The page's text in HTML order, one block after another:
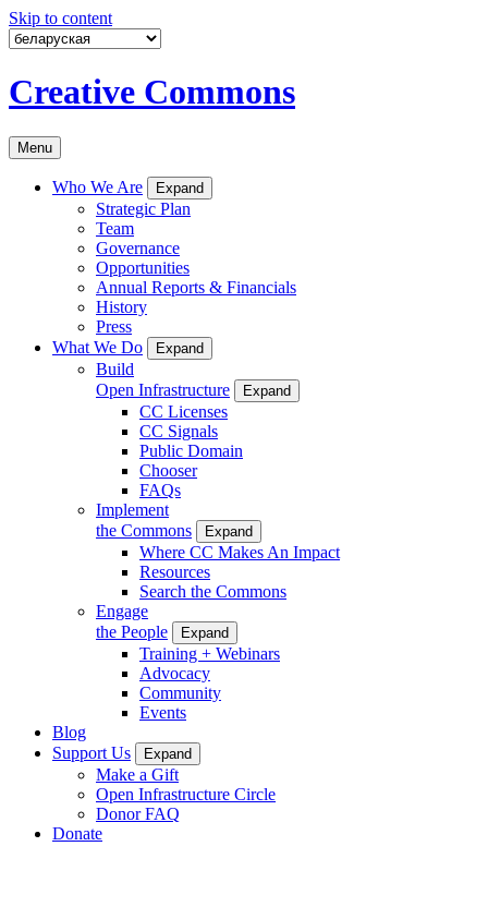
Skip to content
Creative Commons
Menu
Who We Are Expand
Strategic Plan
Team
Governance
Opportunities
Annual Reports & Financials
History
Press
What We Do
Expand
Build
Open Infrastructure
Expand
CC Licenses
CC Signals
Public Domain
Chooser
FAQs
Implement
the Commons
Expand
Where CC Makes An Impact
Resources
Search the Commons
Engage
the People
Expand
Training + Webinars
Advocacy
Community
Events
Blog
Support Us
Expand
Make a Gift
Open Infrastructure Circle
Donor FAQ
Donate